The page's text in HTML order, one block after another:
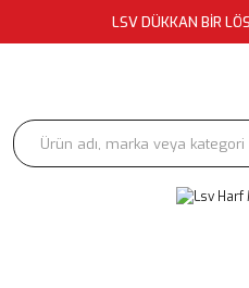
LSV DÜKKAN BİR